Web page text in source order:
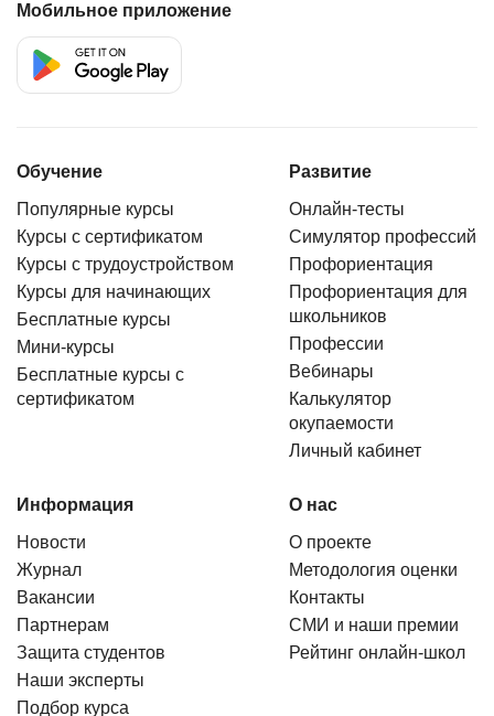
Мобильное приложение
Обучение
Популярные курсы
Курсы с сертификатом
Курсы с трудоустройством
Курсы для начинающих
Бесплатные курсы
Мини-курсы
Бесплатные курсы с
сертификатом
Развитие
Онлайн-тесты
Симулятор профессий
Профориентация
Профориентация для
школьников
Профессии
Вебинары
Калькулятор
окупаемости
Личный кабинет
Информация
Новости
Журнал
Вакансии
Партнерам
Защита студентов
Наши эксперты
Подбор курса
О нас
О проекте
Методология оценки
Контакты
СМИ и наши премии
Рейтинг онлайн-школ